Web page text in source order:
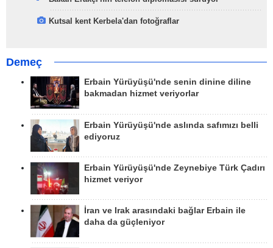
Kutsal kent Kerbela'dan fotoğraflar
Demeç
Erbain Yürüyüşü'nde senin dinine diline
bakmadan hizmet veriyorlar
Erbain Yürüyüşü'nde aslında safımızı belli
ediyoruz
Erbain Yürüyüşü'nde Zeynebiye Türk Çadırı
hizmet veriyor
İran ve Irak arasındaki bağlar Erbain ile
daha da güçleniyor